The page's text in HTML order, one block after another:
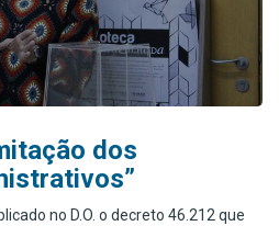
dos
no D.O. o decreto 46.212 que